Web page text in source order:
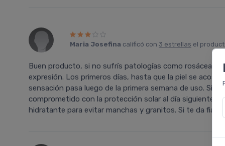
Maria Josefina calificó con 3 estrellas el
Buen producto, si no sufrís patologías como rosácea o
expresión. Los primeros días, hasta que la piel se
sensación pasa luego de la primera semana de uso. Si
comprometido con la protección solar al día siguiente y
hidratante para evitar manchas y granitos. Si te da